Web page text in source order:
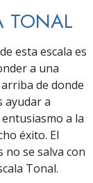
TONAL
esta escala es
a una
de donde
ayudar a
a la
éxito. El
se salva con
Tonal.